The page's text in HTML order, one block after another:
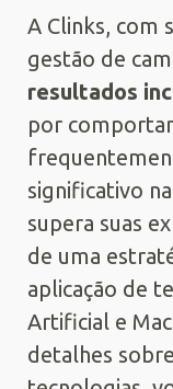
A Clinks, com
gestão de
resultados
por
significativo
supera suas
de uma
aplicação de
Artificial e
detalhes